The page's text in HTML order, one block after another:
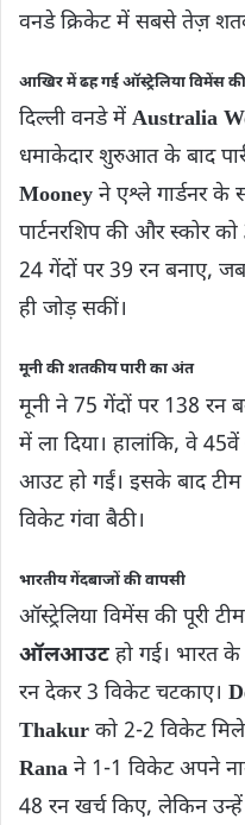
वनडे क्रिकेट में सबसे तेज़ शतक
आखिर में ढह गई ऑस्ट्रेलिया विमेंस की
दिल्ली वनडे में Australia
धमाकेदार शुरुआत के बाद
Mooney ने एश्ले गार्डनर के
पार्टनरशिप की और स्कोर को
24 गेंदों पर 39 रन बनाए,
ही जोड़ सकीं।
मूनी की शतकीय पारी का अंत
मूनी ने 75 गेंदों पर 138 रन
में ला दिया। हालांकि, वे
आउट हो गईं। इसके बाद
विकेट गंवा बैठी।
भारतीय गेंदबाजों की वापसी
ऑस्ट्रेलिया विमेंस की पूरी
ऑलआउट हो गई। भारत
रन देकर 3 विकेट चटकाए।
Thakur को 2-2 विकेट
Rana ने 1-1 विकेट अपने
48 रन खर्च किए, लेकिन